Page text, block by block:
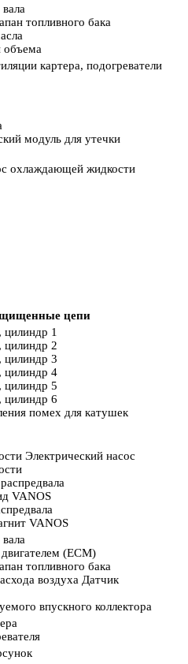
топливного бака
объема
картера, подогреватели
модуль для утечки
охлаждающей жидкости
цепи
цилиндр 1
цилиндр 2
цилиндр 3
цилиндр 4
цилиндр 5
цилиндр 6
помех для катушек
Электрический насос
VANOS
VANOS
(ECM)
топливного бака
воздуха Датчик
впускного коллектора